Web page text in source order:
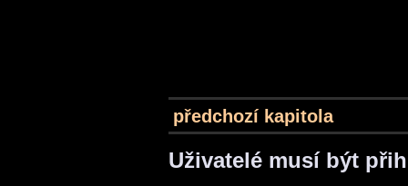
předchozí kapitola
Uživatelé musí být